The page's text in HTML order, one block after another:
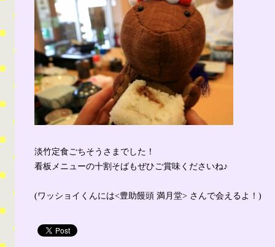
淡竹定食ごちそうさまでした！
看板メニューの十割そばもぜひご賞味くださいね♪
(ワッショイくんには<豊助饅頭 満月堂> さんで会えるよ！)